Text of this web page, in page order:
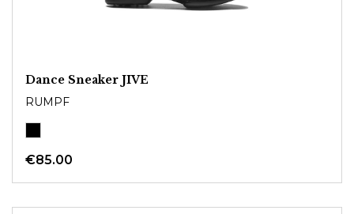
Dance Sneaker JIVE
RUMPF
€85.00